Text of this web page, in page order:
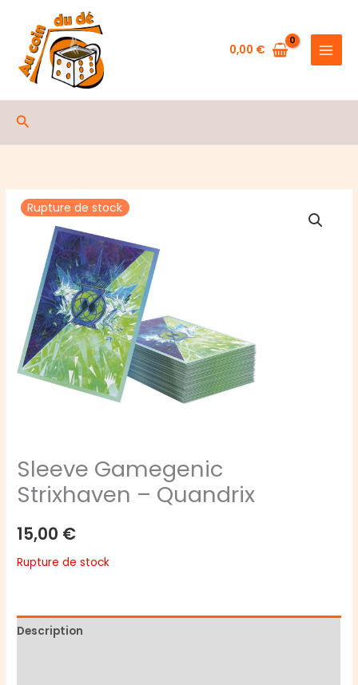
contenu
0,00 €
Rechercher
Rupture de stock
Sleeve Gamegenic
Strixhaven – Quandrix
15,00 €
Rupture de stock
Description